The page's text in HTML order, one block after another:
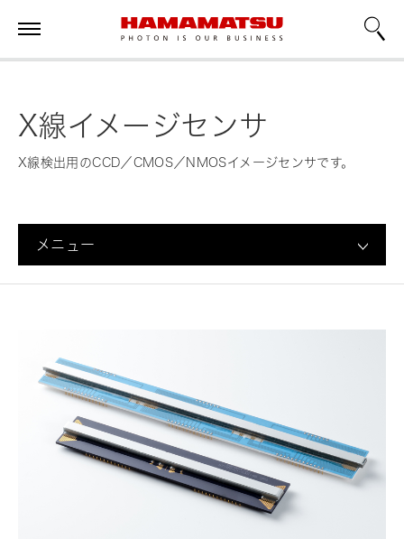
X線イメージセンサ
X線検出用のCCD／CMOS／NMOSイメージセンサです。
メニュー